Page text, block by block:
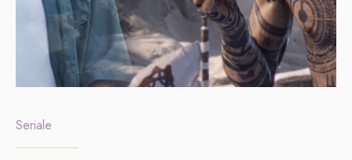
Seriale